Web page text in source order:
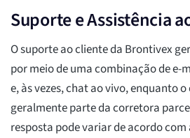
Suporte e Assistência
O suporte ao cliente da Brontivex
por meio de uma combinação de
e, às vezes, chat ao vivo, enquanto
geralmente parte da corretora
resposta pode variar de acordo com